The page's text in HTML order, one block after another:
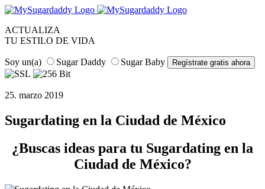
ACTUALIZA
TU ESTILO DE VIDA
Soy un(a) Sugar Daddy Sugar Baby
25. marzo 2019
Sugardating en la Ciudad de México
¿Buscas ideas para tu Sugardating en la
Ciudad de México?